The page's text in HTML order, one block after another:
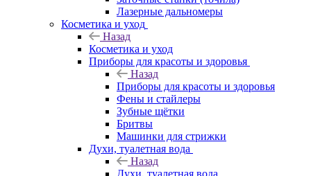
Лазерные дальномеры
Косметика и уход
Назад
Косметика и уход
Приборы для красоты и здоровья
Назад
Приборы для красоты и здоровья
Фены и стайлеры
Зубные щётки
Бритвы
Машинки для стрижки
Духи, туалетная вода
Назад
Духи, туалетная вода